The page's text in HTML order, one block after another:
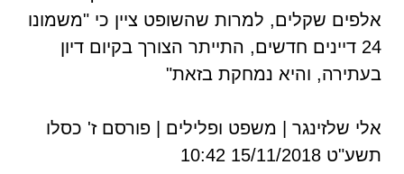
אלפים שקלים, למרות שהשופט ציין כי "משמונו
24 דיינים חדשים, התייתר הצורך בקיום דיון
בעתירה, והיא נמחקת בזאת"
אלי שלזינגר | משפט ופלילים | פורסם ז' כסלו
תשע"ט 15/11/2018 10:42